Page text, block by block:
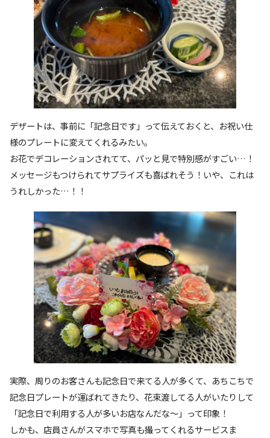
デザートは、事前に「記念日です」って伝えておくと、お祝い仕
様のプレートに変えてくれるみたい。
お花でデコレーションされてて、パッと見で特別感がすごい…！
メッセージもつけられてサプライズも喜ばれそう！いや、これは
うれしかった…！！
実際、周りのお客さんも記念日で来てる人が多くて、あちこちで
記念日プレートが運ばれてきたり、花束渡してる人がいたりして
「記念日で利用する人が多いお店なんだな〜」って印象！
しかも、店員さんがスマホで写真も撮ってくれるサービスま